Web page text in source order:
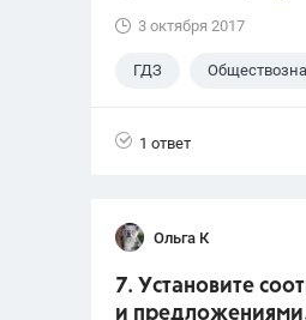
3 октября 2017
ГДЗ
1 ответ
Ольга К
7. Установите
и